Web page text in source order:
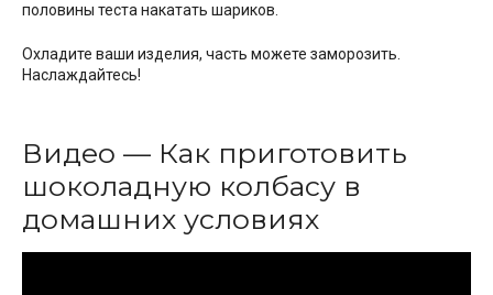
половины теста накатать шариков.
Охладите ваши изделия, часть можете заморозить.
Наслаждайтесь!
Видео — Как приготовить
шоколадную колбасу в
домашних условиях